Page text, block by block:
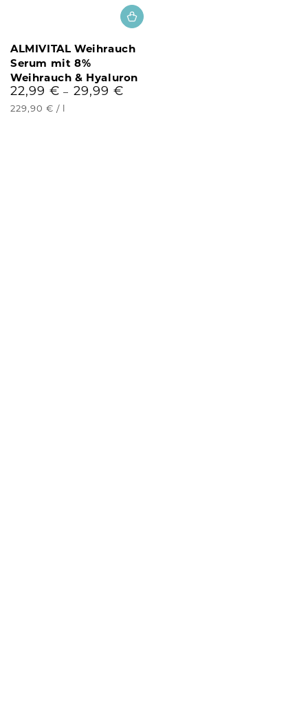
ALMIVITAL Weihrauch
Serum mit 8%
Weihrauch & Hyaluron
Regulärer
Preis
22,99 € 29,99 €
Stückpreis
229,90 € /